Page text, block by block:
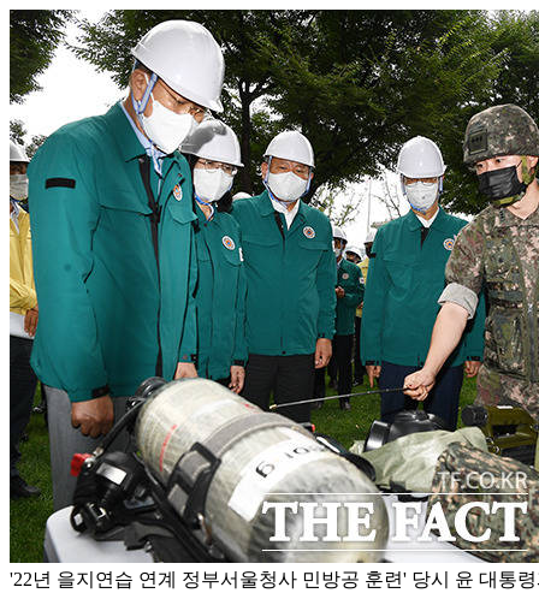
'22년 을지연습 연계 정부서울청사 민방공 훈련' 당시 윤 대통